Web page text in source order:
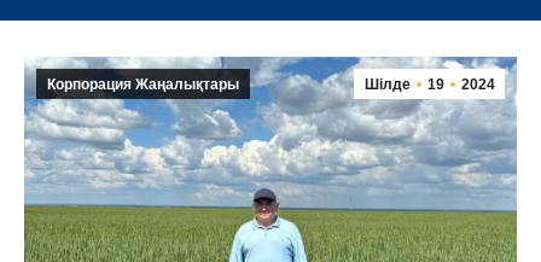
Шілде 19 2024
Корпорация Жаңалықтары